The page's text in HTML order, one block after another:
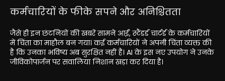
कर्मचारियों के फीके सपने और अनिश्चितता
जैसे ही इन छंटनियों की खबरें सामने आईं, स्टैंडर्ड चार्टर्ड के कर्मचारियों
में चिंता का माहौल बन गया। कई कर्मचारियों ने अपनी चिंता व्यक्त की
है कि उनका भविष्य अब सुरक्षित नहीं है। AI के इस नए उपयोग ने उनके
जीविकोपार्जन पर सवालिया निशान खड़ा कर दिया है।